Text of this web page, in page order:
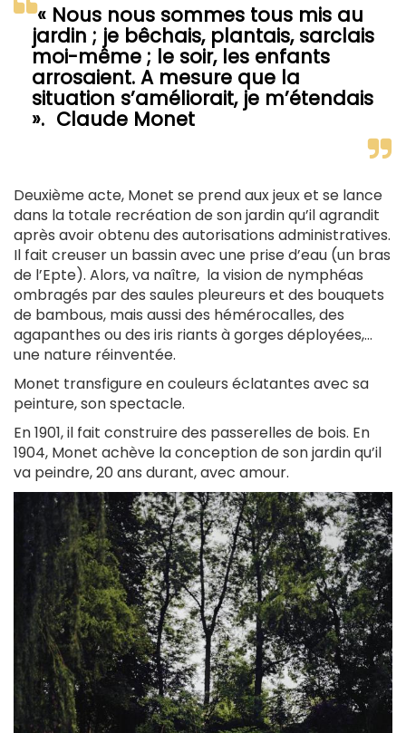
« Nous nous sommes tous mis au
jardin ; je bêchais, plantais, sarclais
moi-même ; le soir, les enfants
arrosaient. A mesure que la
situation s’améliorait, je m’étendais
». Claude Monet
Deuxième acte, Monet se prend aux jeux et se lance
dans la totale recréation de son jardin qu’il agrandit
après avoir obtenu des autorisations administratives.
Il fait creuser un bassin avec une prise d’eau (un bras
de l’Epte). Alors, va naître, la vision de nymphéas
ombragés par des saules pleureurs et des bouquets
de bambous, mais aussi des hémérocalles, des
agapanthes ou des iris riants à gorges déployées,...
une nature réinventée.
Monet transfigure en couleurs éclatantes avec sa
peinture, son spectacle.
En 1901, il fait construire des passerelles de bois. En
1904, Monet achève la conception de son jardin qu’il
va peindre, 20 ans durant, avec amour.